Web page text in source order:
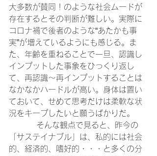
大多数が賛同！のような社会ムードが
存在するとその判断が難しい。実際に
コロナ禍で後者のような“あたかも事
実”が増えているようにも感じる。ま
た、年齢を重ねることで一旦、認識し
インプットした事象をひっくり返し
て、再認識～再インプットすることは
なかなかハードルが高い。身体は置い
ておいて、せめて思考だけは柔軟な状
況をキープしたいと願うばかりだ。
「サステイナブル」は、私的には社会
的、経済的、嗜好的・・・と多くの分